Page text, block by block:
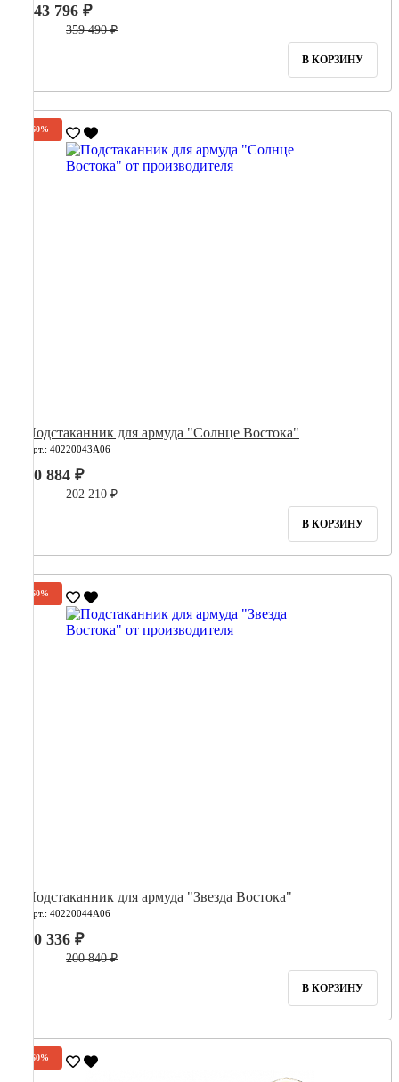
143 796 ₽
359 490 ₽
В КОРЗИНУ
-60%
Подстаканник для армуда "Солнце Востока"
Арт.: 40220043А06
80 884 ₽
202 210 ₽
В КОРЗИНУ
-60%
Подстаканник для армуда "Звезда Востока"
Арт.: 40220044А06
80 336 ₽
200 840 ₽
В КОРЗИНУ
-60%